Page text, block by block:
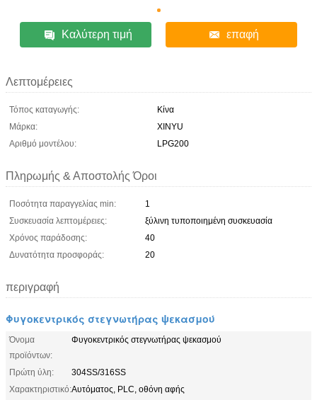
Καλύτερη τιμή επαφή
Λεπτομέρειες
Τόπος καταγωγής:
Κίνα
Μάρκα:
XINYU
Αριθμό μοντέλου:
LPG200
Πληρωμής & Αποστολής Όροι
Ποσότητα παραγγελίας min:
1
Συσκευασία λεπτομέρειες:
ξύλινη τυποποιημένη συσκευασία
Χρόνος παράδοσης:
40
Δυνατότητα προσφοράς:
20
περιγραφή
Φυγοκεντρικός στεγνωτήρας ψεκασμού
Όνομα
προϊόντων:
Φυγοκεντρικός στεγνωτήρας ψεκασμού
Πρώτη ύλη:
304SS/316SS
Χαρακτηριστικό:Αυτόματος, PLC, οθόνη αφής